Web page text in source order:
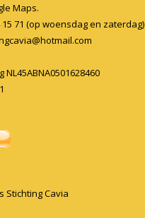
Maps.
15 71 (op woensdag en zaterdag)
Stichting Cavia